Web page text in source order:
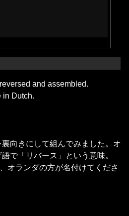
and assembled.
in Dutch.
裏向きにして組んでみました。オ
で「リバース」という意味。
オランダの方が名付けてくださ